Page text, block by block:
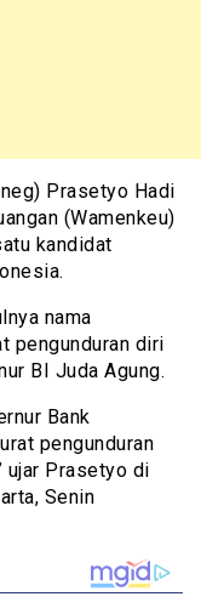
Prasetyo Hadi
(Wamenkeu)
kandidat
nama
pengunduran diri
BI Juda Agung.
Bank
pengunduran
ujar Prasetyo di
Senin